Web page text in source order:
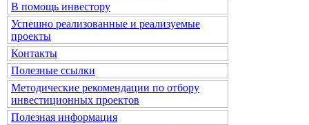
В помощь инвестору
Успешно реализованные и реализуемые
проекты
Контакты
Полезные ссылки
Методические рекомендации по отбору
инвестиционных проектов
Полезная информация